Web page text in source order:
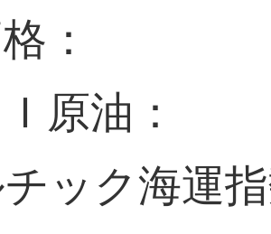
：
原油：
ック海運